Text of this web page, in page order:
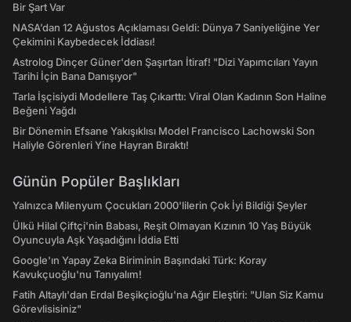
Bir Şart Var
NASA’dan 12 Ağustos Açıklaması Geldi: Dünya 7 Saniyeliğine Yer
Çekimini Kaybedecek İddiası!
Astrolog Dinçer Güner'den Şaşırtan İtiraf! "Dizi Yapımcıları Yayın
Tarihi İçin Bana Danışıyor"
Tarla İşçisiydi Modellere Taş Çıkarttı: Viral Olan Kadının Son Haline
Beğeni Yağdı
Bir Dönemin Efsane Yakışıklısı Model Francisco Lachowski Son
Haliyle Görenleri Yine Hayran Bıraktı!
Günün Popüler Başlıkları
Yalnızca Milenyum Çocukları 2000'lilerin Çok İyi Bildiği Şeyler
Ülkü Hilal Çiftçi'nin Babası, Reşit Olmayan Kızının 10 Yaş Büyük
Oyuncuyla Aşk Yaşadığını İddia Etti
Google'ın Yapay Zeka Biriminin Başındaki Türk: Koray
Kavukçuoğlu'nu Tanıyalım!
Fatih Altaylı'dan Erdal Beşikçioğlu'na Ağır Eleştiri: "Ulan Siz Kamu
Görevlisisiniz"